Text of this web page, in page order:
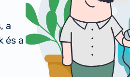
a
és a